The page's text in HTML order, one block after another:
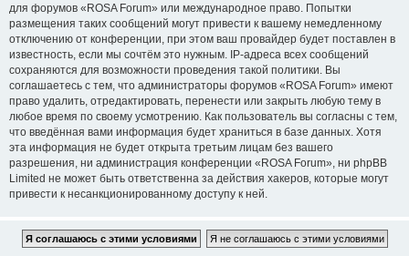
для форумов «ROSA Forum» или международное право. Попытки
размещения таких сообщений могут привести к вашему немедленному
отключению от конференции, при этом ваш провайдер будет поставлен в
известность, если мы сочтём это нужным. IP-адреса всех сообщений
сохраняются для возможности проведения такой политики. Вы
соглашаетесь с тем, что администраторы форумов «ROSA Forum» имеют
право удалить, отредактировать, перенести или закрыть любую тему в
любое время по своему усмотрению. Как пользователь вы согласны с тем,
что введённая вами информация будет храниться в базе данных. Хотя
эта информация не будет открыта третьим лицам без вашего
разрешения, ни администрация конференции «ROSA Forum», ни phpBB
Limited не может быть ответственна за действия хакеров, которые могут
привести к несанкционированному доступу к ней.